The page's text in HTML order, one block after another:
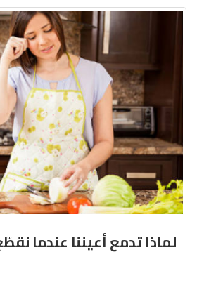
لماذا تدمع أعيننا عندما